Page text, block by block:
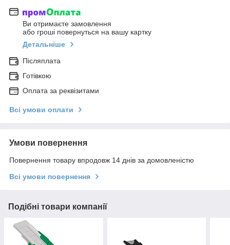
Ви отримаєте замовлення
або гроші повернуться на вашу картку
Детальніше
Післяплата
Готівкою
Оплата за реквізитами
Всі умови оплати
Умови повернення
Повернення товару впродовж 14 днів за домовленістю
Всі умови повернення
Подібні товари компанії